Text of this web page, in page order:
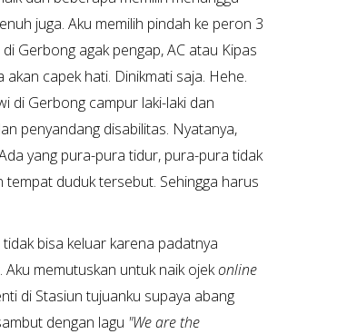
juga. Aku memilih pindah ke peron 3
di Gerbong agak pengap, AC atau Kipas
capek hati. Dinikmati saja. Hehe.
di Gerbong campur laki-laki dan
penyandang disabilitas. Nyatanya,
yang pura-pura tidur, pura-pura tidak
duduk tersebut. Sehingga harus
bisa keluar karena padatnya
memutuskan untuk naik ojekonline
di Stasiun tujuanku supaya abang
dengan lagu "We are the